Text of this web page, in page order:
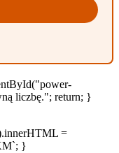
liczbę."; return; }
=
}